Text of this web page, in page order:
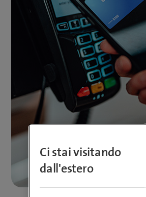
Ci stai visitando
dall'estero